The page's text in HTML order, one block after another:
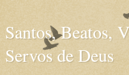
Santos, Beatos,
Servos de Deus